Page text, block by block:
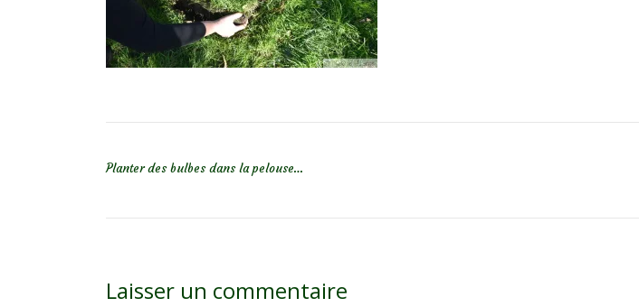
Planter des bulbes dans la pelouse…
Laisser un commentaire